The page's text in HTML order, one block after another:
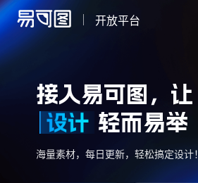
开放平台
接入易可图，让
轻而易举
海量素材，每日更新，轻松搞定设计！